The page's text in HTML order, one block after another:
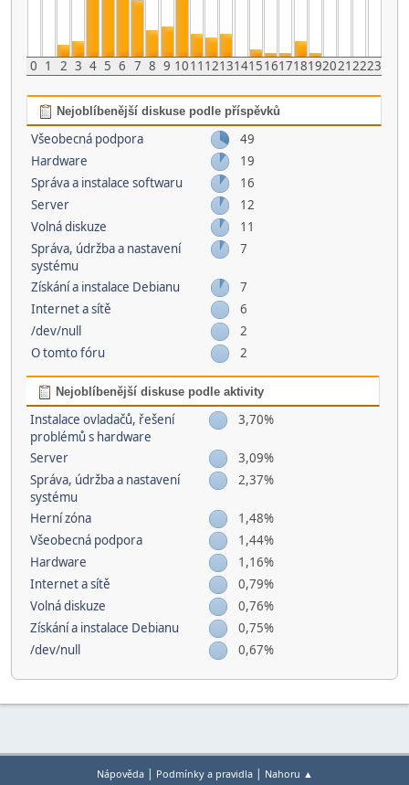
0 1 2 3 4 5 6 7 8 9 1011 121314151617181920212223
Nejoblíbenější diskuse podle příspěvků
Všeobecná podpora
49
Hardware
19
Správa a instalace softwaru
16
Server
12
Volná diskuze
11
Správa, údržba a nastavení
systému
7
Získání a instalace Debianu
7
Internet a sítě
6
/dev/null
2
O tomto fóru
2
Nejoblíbenější diskuse podle aktivity
Instalace ovladačů, řešení
problémů s hardware
3,70%
Server
3,09%
Správa, údržba a nastavení
systému
2,37%
Herní­ zóna
1,48%
Všeobecná podpora
1,44%
Hardware
1,16%
Internet a sítě
0,79%
Volná diskuze
0,76%
Získání a instalace Debianu
0,75%
/dev/null
0,67%
Nápověda| Podmínky a pravidla| Nahoru ▲